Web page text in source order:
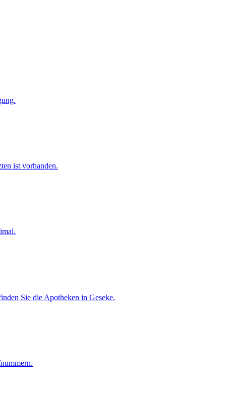
ist vorhanden.
Sie die Apotheken in Geseke.